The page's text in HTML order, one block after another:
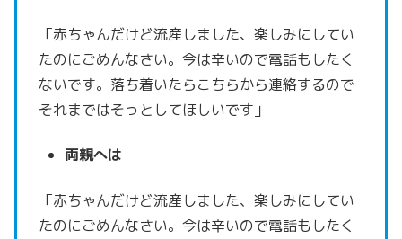
「赤ちゃんだけど流産しました、楽しみにしてい
たのにごめんなさい。 今は辛いので電話もしたく
ないです。 落ち着いたらこちらから連絡するので
それまではそっとしてほしいです」
両親へは
「赤ちゃんだけど流産しました、楽しみにしてい
たのにごめんなさい。 今は辛いので電話もしたく